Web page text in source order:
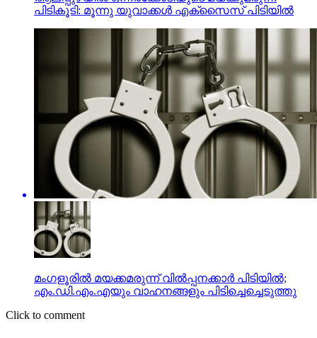
പിടികൂടി: മൂന്നു യുവാക്കള്‍ എക്സൈസ് പിടിയില്‍
മംഗളൂരില്‍ മയക്കമരുന്ന് വില്‍പ്പനക്കാര്‍ പിടിയില്‍;
എം.ഡി.എം.എയും വാഹനങ്ങളും പിടിച്ചെച്ചെടുത്തു
Click to comment